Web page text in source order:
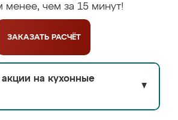
менее, чем за 15 минут!
ЗАКАЗАТЬ РАСЧЁТ
акции на кухонные
▼